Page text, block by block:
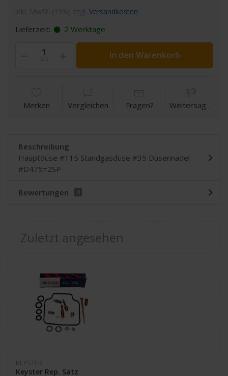
Versandkosten
Lieferzeit: 2 Werktage
Stk In den Warenkorb
Merken Vergleichen Fragen? Weitersagen
Beschreibung
Hauptdüse #115 Standgasdüse #35 Düsennadel
#D475=2SP
Bewertungen 0
Zuletzt angesehen
KEYSTER
Keyster Rep. Satz